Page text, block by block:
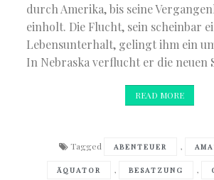
durch Amerika, bis seine
einholt. Die Flucht, sein scheinbar
Lebensunterhalt, gelingt ihm ein
In Nebraska verflucht er die neuen
READ MORE
Tagged ABENTEUER ,
ÄQUATOR , BESATZUNG ,